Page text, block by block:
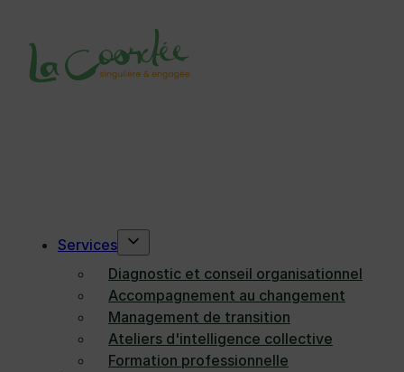
Services
Diagnostic et conseil organisationnel
Accompagnement au changement
Management de transition
Ateliers d'intelligence collective
Formation professionnelle
Découvrez
l’esprit de La
Coordée